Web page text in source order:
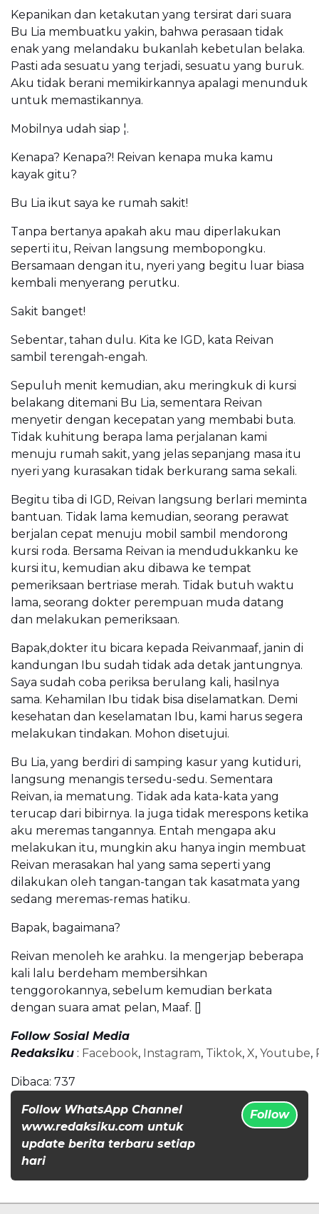
Kepanikan dan ketakutan yang tersirat dari suara
Bu Lia membuatku yakin, bahwa perasaan tidak
enak yang melandaku bukanlah kebetulan belaka.
Pasti ada sesuatu yang terjadi, sesuatu yang buruk.
Aku tidak berani memikirkannya apalagi menunduk
untuk memastikannya.
Mobilnya udah siap ¦.
Kenapa? Kenapa?! Reivan kenapa muka kamu
kayak gitu?
Bu Lia ikut saya ke rumah sakit!
Tanpa bertanya apakah aku mau diperlakukan
seperti itu, Reivan langsung membopongku.
Bersamaan dengan itu, nyeri yang begitu luar biasa
kembali menyerang perutku.
Sakit banget!
Sebentar, tahan dulu. Kita ke IGD, kata Reivan
sambil terengah-engah.
Sepuluh menit kemudian, aku meringkuk di kursi
belakang ditemani Bu Lia, sementara Reivan
menyetir dengan kecepatan yang membabi buta.
Tidak kuhitung berapa lama perjalanan kami
menuju rumah sakit, yang jelas sepanjang masa itu
nyeri yang kurasakan tidak berkurang sama sekali.
Begitu tiba di IGD, Reivan langsung berlari meminta
bantuan. Tidak lama kemudian, seorang perawat
berjalan cepat menuju mobil sambil mendorong
kursi roda. Bersama Reivan ia mendudukkanku ke
kursi itu, kemudian aku dibawa ke tempat
pemeriksaan bertriase merah. Tidak butuh waktu
lama, seorang dokter perempuan muda datang
dan melakukan pemeriksaan.
Bapak,dokter itu bicara kepada Reivanmaaf, janin di
kandungan Ibu sudah tidak ada detak jantungnya.
Saya sudah coba periksa berulang kali, hasilnya
sama. Kehamilan Ibu tidak bisa diselamatkan. Demi
kesehatan dan keselamatan Ibu, kami harus segera
melakukan tindakan. Mohon disetujui.
Bu Lia, yang berdiri di samping kasur yang kutiduri,
langsung menangis tersedu-sedu. Sementara
Reivan, ia mematung. Tidak ada kata-kata yang
terucap dari bibirnya. Ia juga tidak merespons ketika
aku meremas tangannya. Entah mengapa aku
melakukan itu, mungkin aku hanya ingin membuat
Reivan merasakan hal yang sama seperti yang
dilakukan oleh tangan-tangan tak kasatmata yang
sedang meremas-remas hatiku.
Bapak, bagaimana?
Reivan menoleh ke arahku. Ia mengerjap beberapa
kali lalu berdeham membersihkan
tenggorokannya, sebelum kemudian berkata
dengan suara amat pelan, Maaf. []
Follow Sosial Media
Redaksiku : Facebook, Instagram, Tiktok, X, Youtube,
Dibaca: 737
Follow WhatsApp Channel
www.redaksiku.com untuk
update berita terbaru setiap
hari
Follow